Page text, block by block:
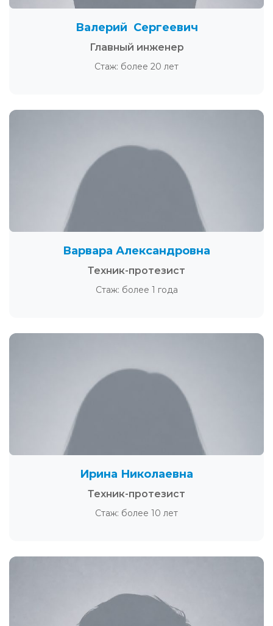
Валерий Сергеевич
Главный инженер
Стаж: более 20 лет
Варвара Александровна
Техник-протезист
Стаж: более 1 года
Ирина Николаевна
Техник-протезист
Стаж: более 10 лет